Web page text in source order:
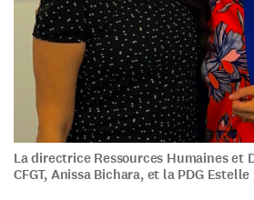
La directrice Ressources Humaines et
CFGT, Anissa Bichara, et la PDG